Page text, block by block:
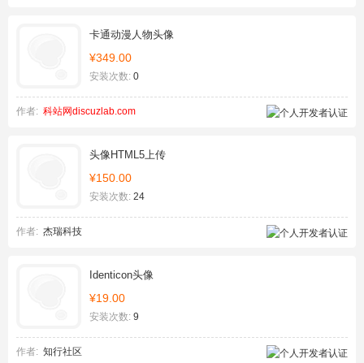
卡通动漫人物头像
¥349.00
安装次数: 0
作者: 科站网discuzlab.com
头像HTML5上传
¥150.00
安装次数: 24
作者: 杰瑞科技
Identicon头像
¥19.00
安装次数: 9
作者: 知行社区